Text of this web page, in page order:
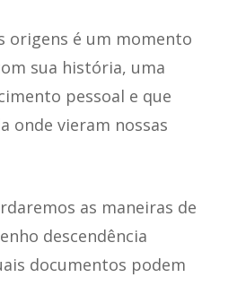
origens é um momento
sua história, uma
pessoal e que
onde vieram nossas
as maneiras de
descendência
documentos podem